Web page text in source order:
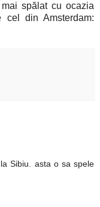
spălat cu ocazia
din Amsterdam:
Sibiu. asta o sa spele